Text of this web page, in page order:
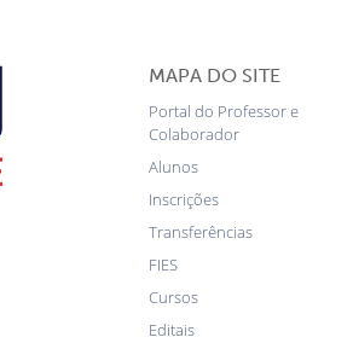
MAPA DO SITE
Portal do Professor e
Colaborador
Alunos
Inscrições
Transferências
FIES
Cursos
Editais